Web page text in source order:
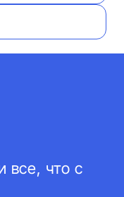
все, что с